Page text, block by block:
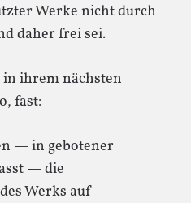
Werke nicht durch
daher frei sei.
in ihrem nächsten
fast:
— in gebotener
— die
Werks auf